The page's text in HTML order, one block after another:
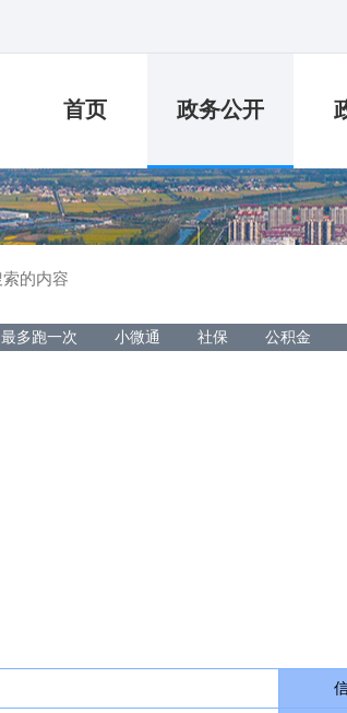
首页 政务公开
最多跑一次 小微通 社保 公积金